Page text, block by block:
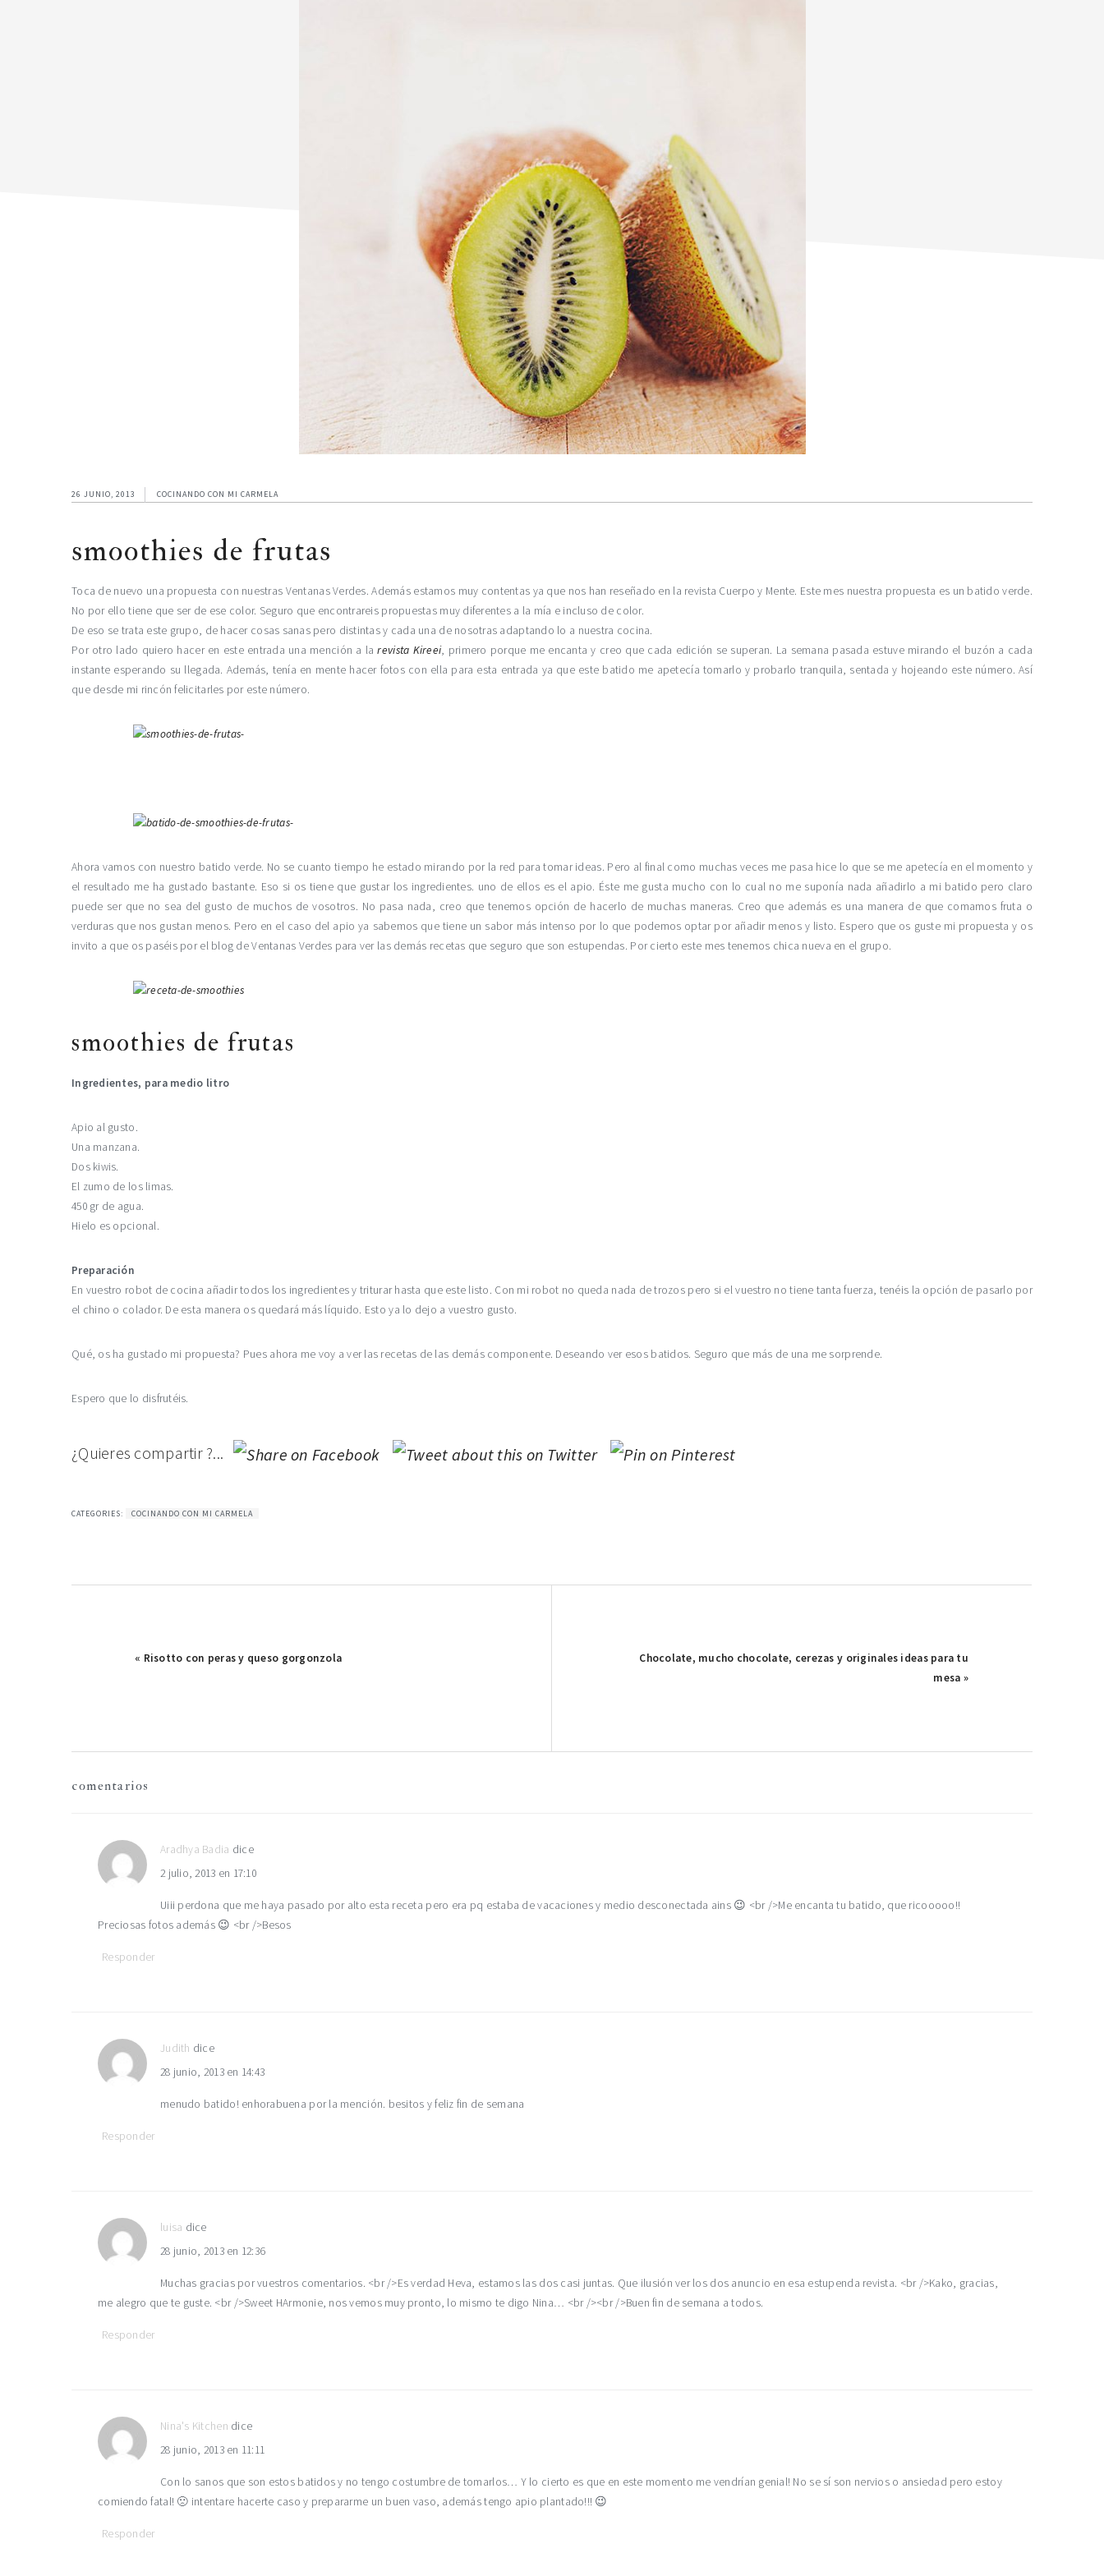
26 JUNIO, 2013 COCINANDO CON MI CARMELA
smoothies de frutas
Toca de nuevo una propuesta con nuestras Ventanas Verdes. Además estamos muy contentas ya que nos han reseñado en la revista Cuerpo y Mente. Este mes nuestra propuesta es un batido verde.
No por ello tiene que ser de ese color. Seguro que encontrareis propuestas muy diferentes a la mía e incluso de color.
De eso se trata este grupo, de hacer cosas sanas pero distintas y cada una de nosotras adaptando lo a nuestra cocina.
Por otro lado quiero hacer en este entrada una mención a larevista Kireei, primero porque me encanta y creo que cada edición se superan. La semana pasada estuve mirando el buzón a cada
instante esperando su llegada. Además, tenía en mente hacer fotos con ella para esta entrada ya que este batido me apetecía tomarlo y probarlo tranquila, sentada y hojeando este número. Así
que desde mi rincón felicitarles por este número.
Ahora vamos con nuestro batido verde. No se cuanto tiempo he estado mirando por la red para tomar ideas. Pero al final como muchas veces me pasa hice lo que se me apetecía en el momento y
el resultado me ha gustado bastante. Eso si os tiene que gustar los ingredientes. uno de ellos es el apio. Éste me gusta mucho con lo cual no me suponía nada añadirlo a mi batido pero claro
puede ser que no sea del gusto de muchos de vosotros. No pasa nada, creo que tenemos opción de hacerlo de muchas maneras. Creo que además es una manera de que comamos fruta o
verduras que nos gustan menos. Pero en el caso del apio ya sabemos que tiene un sabor más intenso por lo que podemos optar por añadir menos y listo. Espero que os guste mi propuesta y os
invito a que os paséis por el blog de Ventanas Verdes para ver las demás recetas que seguro que son estupendas. Por cierto este mes tenemos chica nueva en el grupo.
smoothies de frutas
Ingredientes, para medio litro
Apio al gusto.
Una manzana.
Dos kiwis.
El zumo de los limas.
450 gr de agua.
Hielo es opcional.
Preparación
En vuestro robot de cocina añadir todos los ingredientes y triturar hasta que este listo. Con mi robot no queda nada de trozos pero si el vuestro no tiene tanta fuerza, tenéis la opción de pasarlo por
el chino o colador. De esta manera os quedará más líquido. Esto ya lo dejo a vuestro gusto.
Qué, os ha gustado mi propuesta? Pues ahora me voy a ver las recetas de las demás componente. Deseando ver esos batidos. Seguro que más de una me sorprende.
Espero que lo disfrutéis.
¿Quieres compartir ?...
CATEGORIES: COCINANDO CON MI CARMELA
Publicación
« Risotto con peras y queso gorgonzola
Publicación
Chocolate, mucho chocolate, cerezas y originales ideas para tu
mesa »
interacciones
los
lectores
comentarios
Aradhya Badia dice
2 julio, 2013 en 17:10
Uiii perdona que me haya pasado por alto esta receta pero era pq estaba de vacaciones y medio desconectada ains 😉 <br />Me encanta tu batido, que ricooooo!!
Preciosas fotos además 😉 <br />Besos
Responder
Judith dice
28 junio, 2013 en 14:43
menudo batido! enhorabuena por la mención. besitos y feliz fin de semana
Responder
luisa dice
28 junio, 2013 en 12:36
Muchas gracias por vuestros comentarios. <br />Es verdad Heva, estamos las dos casi juntas. Que ilusión ver los dos anuncio en esa estupenda revista. <br />Kako, gracias,
me alegro que te guste. <br />Sweet HArmonie, nos vemos muy pronto, lo mismo te digo Nina… <br /><br />Buen fin de semana a todos.
Responder
Nina's Kitchen dice
28 junio, 2013 en 11:11
Con lo sanos que son estos batidos y no tengo costumbre de tomarlos… Y lo cierto es que en este momento me vendrían genial! No se sí son nervios o ansiedad pero estoy
comiendo fatal! 🙁 intentare hacerte caso y prepararme un buen vaso, además tengo apio plantado!!! 😉
Responder